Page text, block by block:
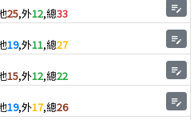
25,外12,總33 edit_note
19,外11,總27 edit_note
15,外12,總22 edit_note
19,外17,總26 edit_note